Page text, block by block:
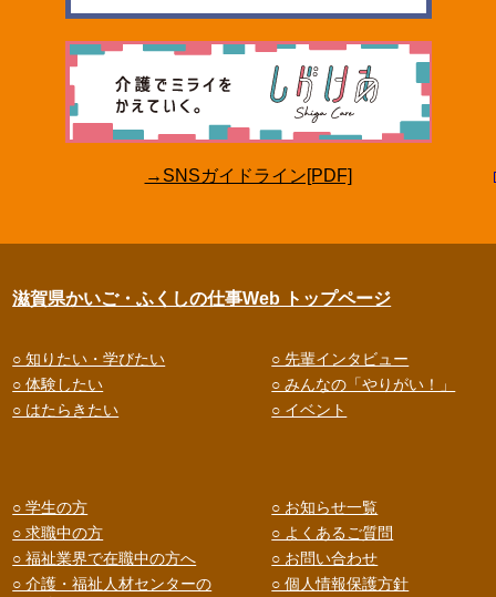
→SNSガイドライン[PDF]
滋賀県かいご・ふくしの仕事Web トップページ
○ 知りたい・学びたい
○ 体験したい
○ はたらきたい
○ 先輩インタビュー
○ みんなの「やりがい！」
○ イベント
○ 学生の方
○ 求職中の方
○ 福祉業界で在職中の方へ
○ 介護・福祉人材センターの
○ お知らせ一覧
○ よくあるご質問
○ お問い合わせ
○ 個人情報保護方針